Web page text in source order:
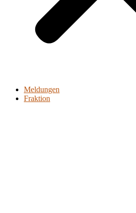
Meldungen
Fraktion